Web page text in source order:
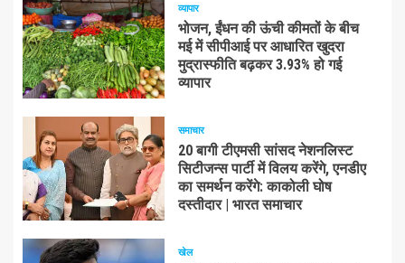
व्यापार
भोजन, ईंधन की ऊंची कीमतों के बीच
मई में सीपीआई पर आधारित खुदरा
मुद्रास्फीति बढ़कर 3.93% हो गई
व्यापार
समाचार
20 बागी टीएमसी सांसद नेशनलिस्ट
सिटीजन्स पार्टी में विलय करेंगे, एनडीए
का समर्थन करेंगे: काकोली घोष
दस्तीदार | भारत समाचार
खेल